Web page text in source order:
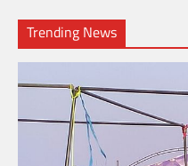
Trending News